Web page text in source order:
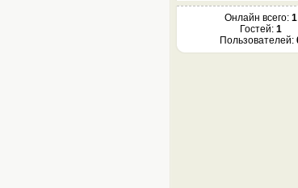
Онлайн всего: 1
Гостей: 1
Пользователей: